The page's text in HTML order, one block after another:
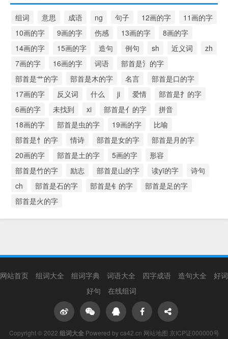
组词 意思 成语 ng 句子 12画的字
11画的字
10画的字
9画的字 伤感 13画的字
8画的字
14画的字
15画的字 造句 例句 sh 近义词
zh
7画的字
16画的字 词语
部首是氵的字
部首是艹的字
部首是木的字 名言
部首是口的字
17画的字
反义词 什么 ji 爱情
部首是扌的字
6画的字
未找到 xi 部首是亻的字
拼音
18画的字
部首是虫的字 19画的字
比喻
部首是忄的字
情诗 部首是女的字
部首是月的字
20画的字
部首是土的字 5画的字
形容
部首是竹的字
励志 部首是山的字 读yī的字
诗句
ch
部首是石的字 部首是钅的字
部首是足的字
部首是火的字
网站首页 组词大全 组词字典 词语大全 四字成语 造句大全
好词
好句
在线组词
Copyright © 2022 组词大全Powered by ca42.cn 网站地图 京ICP证000000号